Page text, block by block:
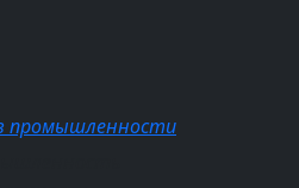
промышленности